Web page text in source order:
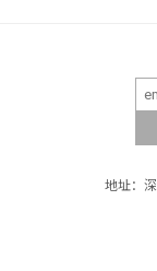
地址：